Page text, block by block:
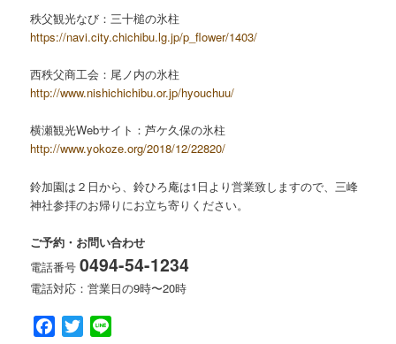
秩父観光なび：三十槌の氷柱
https://navi.city.chichibu.lg.jp/p_flower/1403/
西秩父商工会：尾ノ内の氷柱
http://www.nishichichibu.or.jp/hyouchuu/
横瀬観光Webサイト：芦ケ久保の氷柱
http://www.yokoze.org/2018/12/22820/
鈴加園は２日から、鈴ひろ庵は1日より営業致しますので、三峰
神社参拝のお帰りにお立ち寄りください。
ご予約・お問い合わせ
電話番号0494-54-1234
電話対応：営業日の9時〜20時
Facebook
Twitter